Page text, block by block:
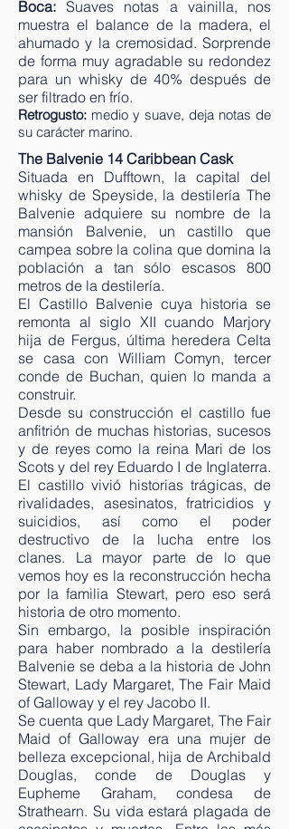
Boca: Suaves notas a vainilla, nos
muestra el balance de la madera, el
ahumado y la cremosidad. Sorprende
de forma muy agradable su redondez
para un whisky de 40% después de
ser filtrado en frío.
Retrogusto: medio y suave, deja notas de
su carácter marino.
The Balvenie 14 Caribbean Cask
Situada en Dufftown, la capital del
whisky de Speyside, la destilería The
Balvenie adquiere su nombre de la
mansión Balvenie, un castillo que
campea sobre la colina que domina la
población a tan sólo escasos 800
metros de la destilería.
El Castillo Balvenie cuya historia se
remonta al siglo XII cuando Marjory
hija de Fergus, última heredera Celta
se casa con William Comyn, tercer
conde de Buchan, quien lo manda a
construir.
Desde su construcción el castillo fue
anfitrión de muchas historias, sucesos
y de reyes como la reina Mari de los
Scots y del rey Eduardo I de Inglaterra.
El castillo vivió historias trágicas, de
rivalidades, asesinatos, fratricidios y
suicidios, así como el poder
destructivo de la lucha entre los
clanes. La mayor parte de lo que
vemos hoy es la reconstrucción hecha
por la familia Stewart, pero eso será
historia de otro momento.
Sin embargo, la posible inspiración
para haber nombrado a la destilería
Balvenie se deba a la historia de John
Stewart, Lady Margaret, The Fair Maid
of Galloway y el rey Jacobo II.
Se cuenta que Lady Margaret, The Fair
Maid of Galloway era una mujer de
belleza excepcional, hija de Archibald
Douglas, conde de Douglas y
Eupheme Graham, condesa de
Strathearn. Su vida estará plagada de